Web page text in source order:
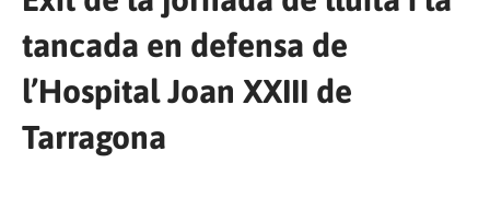
tancada en defensa de
l’Hospital Joan XXIII de
Tarragona